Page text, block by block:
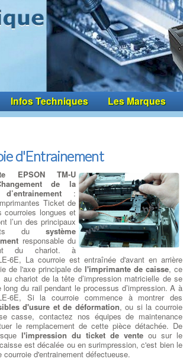
Infos Techniques Les Marques
d'Entrainement
EPSON TM-U
de la
:
Ticket de
courroies longues et
l’un des principaux
du système
responsable du
du chariot. à
6E, La courroie est entraînée d'avant en arrière
de l'axe principale de l'imprimante de caisse, ce
au chariot de la tête d’impression matricielle de se
long du rail pendant le processus d’impression. A à
6E, Si la courroie commence à montrer des
d'usure et de déformation, ou si la courroie
casse, contactez nos équipes de maintenance
le remplacement de cette pièce détachée. De
l'impression du ticket de vente ou sur le
est décalée ou en surimpression, c'est bien le
courroie d'entrainement défectueuse.